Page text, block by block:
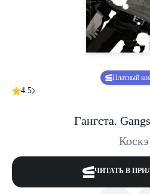
Платный
4.5
Гангста.
Коскэ
ЧИТАТЬ В